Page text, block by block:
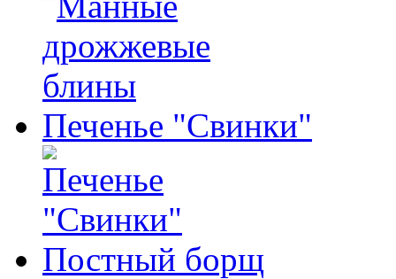
Печенье "Свинки"
Постный борщ